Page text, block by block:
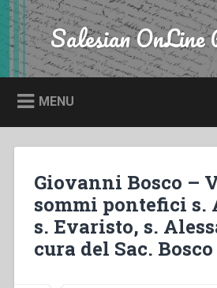
Skip
to
content
Search Salesian OnLine
MENU
Giovanni Bosco –
sommi pontefici s.
s. Evaristo, s.
cura del Sac.